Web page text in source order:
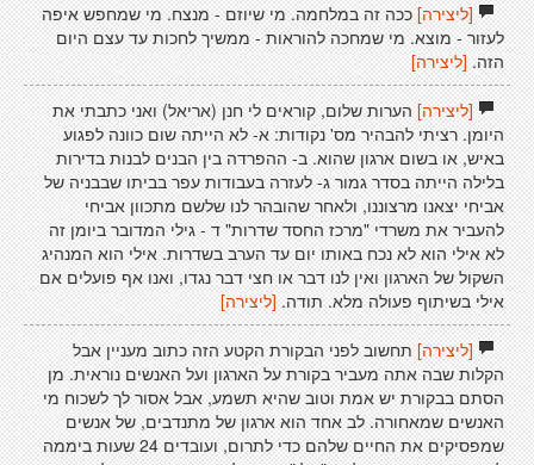
[ליצירה]ככה זה במלחמה. מי שיוזם - מנצח. מי שמחפש איפה
לעזור - מוצא. מי שמחכה להוראות - ממשיך לחכות עד עצם היום
הזה. [ליצירה]
[ליצירה]הערות שלום, קוראים לי חנן (אריאל) ואני כתבתי את
היומן. רציתי להבהיר מס' נקודות: א- לא הייתה שום כוונה לפגוע
באיש, או בשום ארגון שהוא. ב- ההפרדה בין הבנים לבנות בדירות
בלילה הייתה בסדר גמור ג- לעזרה בעבודות עפר בביתו שבבניה של
אביחי יצאנו מרצוננו, ולאחר שהובהר לנו שלשם מתכוון אביחי
להעביר את משרדי "מרכז החסד שדרות" ד - גילי המדובר ביומן זה
לא אילי הוא לא נכח באותו יום עד הערב בשדרות. אילי הוא המנהיג
השקול של הארגון ואין לנו דבר או חצי דבר נגדו, ואנו אף פועלים אם
אילי בשיתוף פעולה מלא. תודה. [ליצירה]
[ליצירה]תחשוב לפני הבקורת הקטע הזה כתוב מעניין אבל
הקלות שבה אתה מעביר בקורת על הארגון ועל האנשים נוראית. מן
הסתם בבקורת יש אמת וטוב שהיא תשמע, אבל אסור לך לשכוח מי
האנשים שמאחורה. לב אחד הוא ארגון של מתנדבים, של אנשים
שמפסיקים את החיים שלהם כדי לתרום, ועובדים 24 שעות ביממה